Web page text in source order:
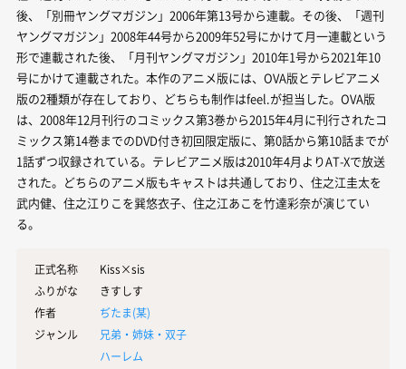
後、「別冊ヤングマガジン」2006年第13号から連載。その後、「週刊
ヤングマガジン」2008年44号から2009年52号にかけて月一連載という
形で連載された後、「月刊ヤングマガジン」2010年1号から2021年10
号にかけて連載された。本作のアニメ版には、OVA版とテレビアニメ
版の2種類が存在しており、どちらも制作はfeel.が担当した。OVA版
は、2008年12月刊行のコミックス第3巻から2015年4月に刊行されたコ
ミックス第14巻までのDVD付き初回限定版に、第0話から第10話までが
1話ずつ収録されている。テレビアニメ版は2010年4月よりAT-Xで放送
された。どちらのアニメ版もキャストは共通しており、住之江圭太を
武内健、住之江りこを巽悠衣子、住之江あこを竹達彩奈が演じてい
る。
正式名称
Kiss×sis
ふりがな
きすしす
作者
ぢたま(某)
ジャンル
兄弟・姉妹・双子
ハーレム